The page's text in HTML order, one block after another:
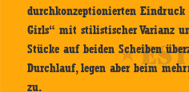
durchkonzeptionierten
Girls“ mit stilistischer Varianz
Stücke auf beiden Scheiben
Durchlauf, legen aber beim
zu.